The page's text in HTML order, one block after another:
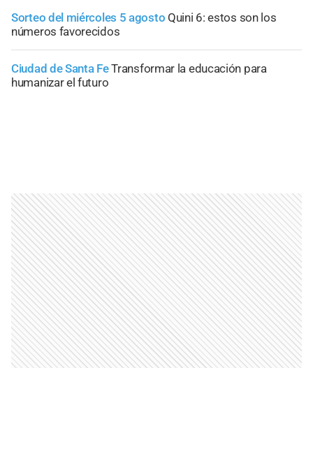
Sorteo del miércoles 5 agosto Quini 6: estos son los
números favorecidos
Ciudad de Santa FeTransformar la educación para
humanizar el futuro